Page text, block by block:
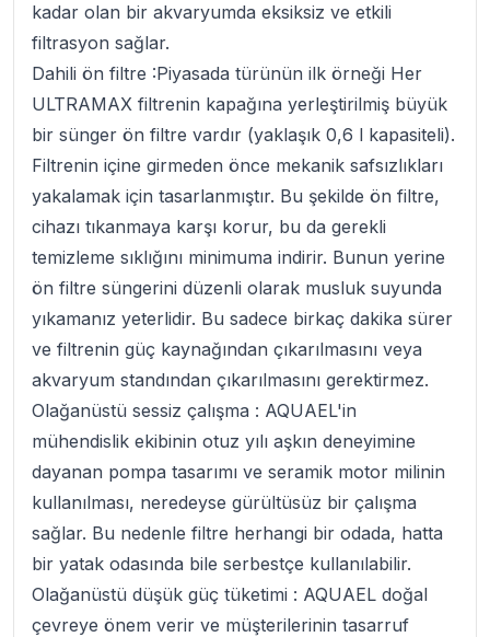
kadar olan bir akvaryumda eksiksiz ve etkili
filtrasyon sağlar.
Dahili ön filtre :Piyasada türünün ilk örneği Her
ULTRAMAX filtrenin kapağına yerleştirilmiş büyük
bir sünger ön filtre vardır (yaklaşık 0,6 l kapasiteli).
Filtrenin içine girmeden önce mekanik safsızlıkları
yakalamak için tasarlanmıştır. Bu şekilde ön filtre,
cihazı tıkanmaya karşı korur, bu da gerekli
temizleme sıklığını minimuma indirir. Bunun yerine
ön filtre süngerini düzenli olarak musluk suyunda
yıkamanız yeterlidir. Bu sadece birkaç dakika sürer
ve filtrenin güç kaynağından çıkarılmasını veya
akvaryum standından çıkarılmasını gerektirmez.
Olağanüstü sessiz çalışma : AQUAEL'in
mühendislik ekibinin otuz yılı aşkın deneyimine
dayanan pompa tasarımı ve seramik motor milinin
kullanılması, neredeyse gürültüsüz bir çalışma
sağlar. Bu nedenle filtre herhangi bir odada, hatta
bir yatak odasında bile serbestçe kullanılabilir.
Olağanüstü düşük güç tüketimi : AQUAEL doğal
çevreye önem verir ve müşterilerinin tasarruf